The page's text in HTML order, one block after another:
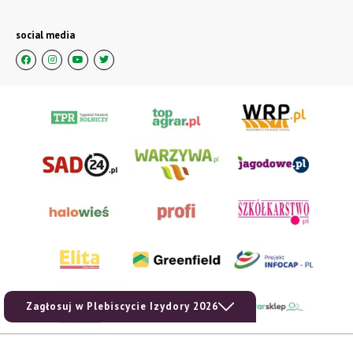
Zagłosuj w Plebiscycie Izydory 2026
social media